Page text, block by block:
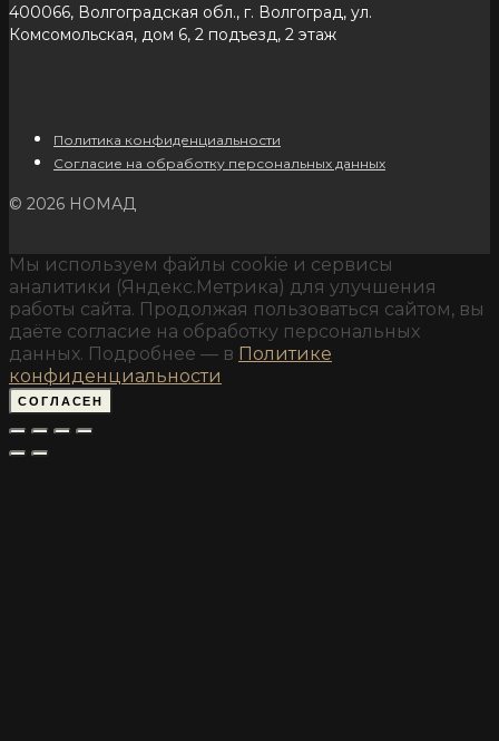
400066, Волгоградская обл., г. Волгоград, ул.
Комсомольская, дом 6, 2 подъезд, 2 этаж
Политика конфиденциальности
Согласие на обработку персональных данных
© 2026 НОМАД
Мы используем файлы cookie и сервисы
аналитики (Яндекс.Метрика) для улучшения
работы сайта. Продолжая пользоваться сайтом, вы
даёте согласие на обработку персональных
данных. Подробнее — в Политике
конфиденциальности
СОГЛАСЕН